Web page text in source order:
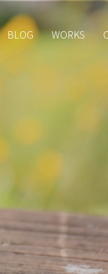
BLOG WORKS